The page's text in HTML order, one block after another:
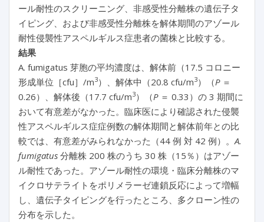
ール耐性のスクリーニング、非感受性分離株の遺伝子タ
イピング、および非感受性分離株を解体期間のアゾール
耐性侵襲性アスペルギルス症患者の菌株と比較する。
結果
A. fumigatus 芽胞の平均濃度は、解体前（17.5 コロニー
形成単位［cfu］/m3）、解体中（20.8 cfu/m3）（P＝
0.26）、解体後（17.7 cfu/m3）（P＝ 0.33）の 3 期間に
おいて有意差がなかった。臨床医により確認された侵襲
性アスペルギルス症症例数の解体期間と解体前年との比
較では、有意差がみられなかった（44 例 対 42 例）。 A.
fumigatus 分離株 200 株のうち 30 株（15％）はアゾー
ル耐性であった。アゾール耐性の環境・臨床分離株のマ
イクロサテライトをポリメラーゼ連鎖反応によって増幅
し、遺伝子タイピングを行ったところ、多クローン性の
分布を示した。